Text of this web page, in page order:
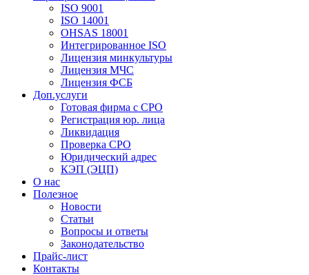
ISO 9001
ISO 14001
OHSAS 18001
Интегрированное ISO
Лицензия минкультуры
Лицензия МЧС
Лицензия ФСБ
Доп.услуги
Готовая фирма с СРО
Регистрация юр. лица
Ликвидация
Проверка СРО
Юридический адрес
КЭП (ЭЦП)
О нас
Полезное
Новости
Статьи
Вопросы и ответы
Законодательство
Прайс-лист
Контакты